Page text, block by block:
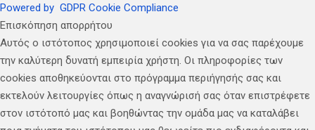
Powered by GDPR Cookie Compliance
Επισκόπηση απορρήτου
Αυτός ο ιστότοπος χρησιμοποιεί cookies για να σας παρέχουμε
την καλύτερη δυνατή εμπειρία χρήστη. Οι πληροφορίες των
cookies αποθηκεύονται στο πρόγραμμα περιήγησής σας και
εκτελούν λειτουργίες όπως η αναγνώρισή σας όταν επιστρέφετε
στον ιστότοπό μας και βοηθώντας την ομάδα μας να καταλάβει